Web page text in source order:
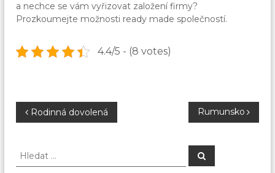
a nechce se vám vyřizovat založení firmy?
Prozkoumejte možnosti ready made společností.
4.4/5 - (8 votes)
N Rodinná dovolená Rumunsko
H
H